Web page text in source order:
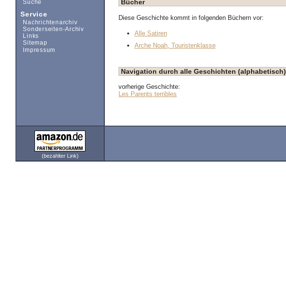
Bücher
Diese Geschichte kommt in folgenden Büchern vor:
Alle Satiren
Arche Noah, Touristenklasse
Navigation durch alle Geschichten (alphabetisch)
vorherige Geschichte:
Les Parents terribles
(bezahlter Link)
Suche
Service
Nachrichtenarchiv
Sonderseiten-Archiv
Links
Sitemap
Impressum